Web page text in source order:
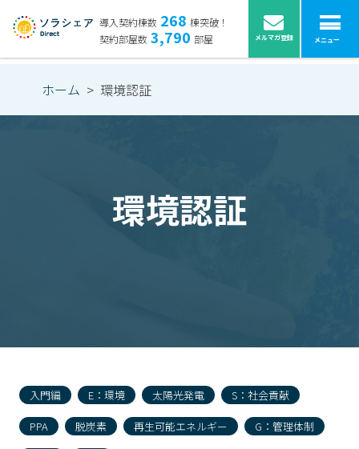
ホーム > 環境認証
環境認証
入門編 E：環境 太陽光発電 S：社会貢献
PPA 脱炭素 再生可能エネルギー G：管理体制
導入契約棟数 268 棟突破！
契約部屋数 3,790 部屋 メルマガ登録 メニュー